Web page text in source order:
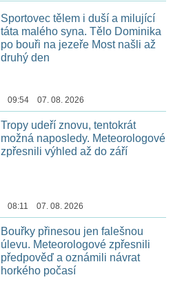
Sportovec tělem i duší a milující
táta malého syna. Tělo Dominika
po bouři na jezeře Most našli až
druhý den
09:54 07. 08. 2026
Tropy udeří znovu, tentokrát
možná naposledy. Meteorologové
zpřesnili výhled až do září
08:11 07. 08. 2026
Bouřky přinesou jen falešnou
úlevu. Meteorologové zpřesnili
předpověď a oznámili návrat
horkého počasí